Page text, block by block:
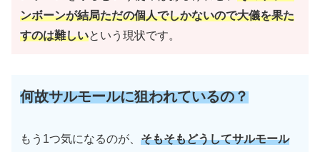
ンボーンが結局ただの個人でしかないので大儀を果た
すのは難しいという現状です。
何故サルモールに狙われているの？
もう1つ気になるのが、 そもそもどうしてサルモール